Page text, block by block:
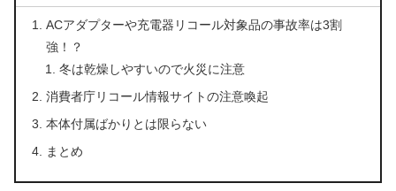
ACアダプターや充電器リコール対象品の事故率は3割
強！？
冬は乾燥しやすいので火災に注意
消費者庁リコール情報サイトの注意喚起
本体付属ばかりとは限らない
まとめ